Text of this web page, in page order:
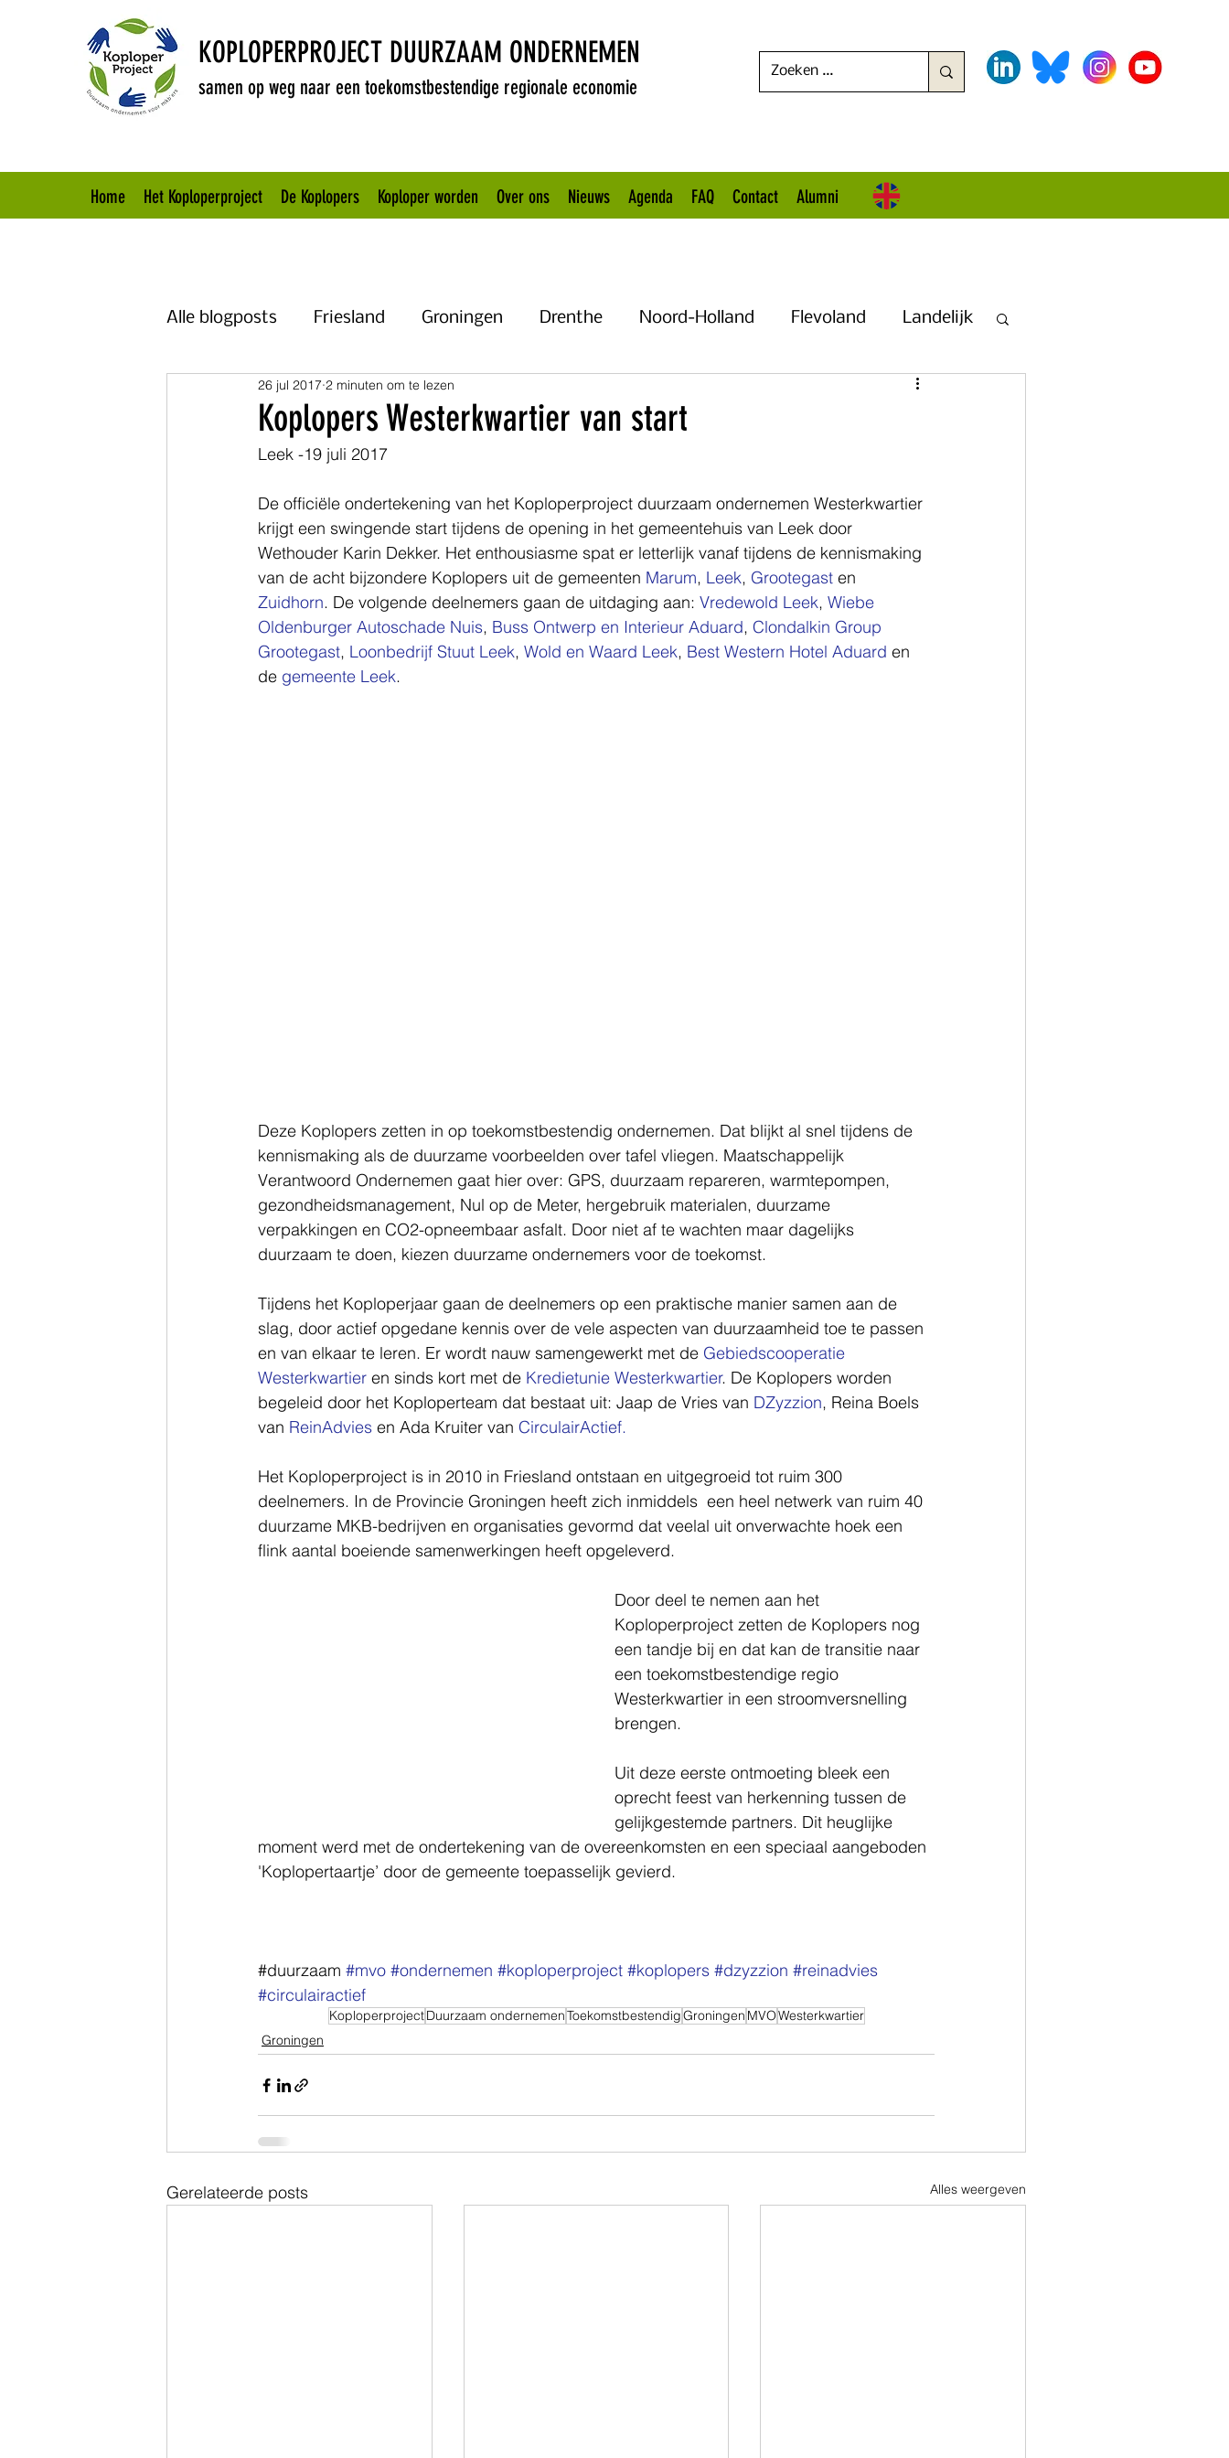
KOPLOPERPROJECT DUURZAAM ONDERNEMEN
samen op weg naar een toekomstbestendige regionale economie
Home Het Koploperproject De Koplopers Koploper worden Over ons Nieuws Agenda FAQ Contact Alumni
Alle blogposts Friesland Groningen Drenthe Noord-Holland Flevoland Landelijk
Brabant Overijssel Uitgelicht Flevoland + Overijssel
Zuid-Holland
Koplopers Westerkwartier van start
26 jul 2017 2 minuten om te lezen
Leek -19 juli 2017
De officiële ondertekening van het Koploperproject duurzaam ondernemen Westerkwartier
krijgt een swingende start tijdens de opening in het gemeentehuis van Leek door
Wethouder Karin Dekker. Het enthousiasme spat er letterlijk vanaf tijdens de kennismaking
van de acht bijzondere Koplopers uit de gemeenten Marum, Leek, Grootegast en
Zuidhorn. De volgende deelnemers gaan de uitdaging aan: Vredewold Leek, Wiebe
Oldenburger Autoschade Nuis, Buss Ontwerp en Interieur Aduard, Clondalkin Group
Grootegast, Loonbedrijf Stuut Leek, Wold en Waard Leek, Best Western Hotel Aduard en
de gemeente Leek.
Deze Koplopers zetten in op toekomstbestendig ondernemen. Dat blijkt al snel tijdens de
kennismaking als de duurzame voorbeelden over tafel vliegen. Maatschappelijk
Verantwoord Ondernemen gaat hier over: GPS, duurzaam repareren, warmtepompen,
gezondheidsmanagement, Nul op de Meter, hergebruik materialen, duurzame
verpakkingen en CO2-opneembaar asfalt. Door niet af te wachten maar dagelijks
duurzaam te doen, kiezen duurzame ondernemers voor de toekomst.
Tijdens het Koploperjaar gaan de deelnemers op een praktische manier samen aan de
slag, door actief opgedane kennis over de vele aspecten van duurzaamheid toe te passen
en van elkaar te leren. Er wordt nauw samengewerkt met de Gebiedscooperatie
Westerkwartier en sinds kort met de Kredietunie Westerkwartier. De Koplopers worden
begeleid door het Koploperteam dat bestaat uit: Jaap de Vries van DZyzzion, Reina Boels
van ReinAdvies en Ada Kruiter van CirculairActief.
Het Koploperproject is in 2010 in Friesland ontstaan en uitgegroeid tot ruim 300
deelnemers. In de Provincie Groningen heeft zich inmiddels  een heel netwerk van ruim 40
duurzame MKB-bedrijven en organisaties gevormd dat veelal uit onverwachte hoek een
flink aantal boeiende samenwerkingen heeft opgeleverd.
Door deel te nemen aan het
Koploperproject zetten de Koplopers nog
een tandje bij en dat kan de transitie naar
een toekomstbestendige regio
Westerkwartier in een stroomversnelling
brengen.
Uit deze eerste ontmoeting bleek een
oprecht feest van herkenning tussen de
gelijkgestemde partners. Dit heuglijke
moment werd met de ondertekening van de overeenkomsten en een speciaal aangeboden
'Koplopertaartje’ door de gemeente toepasselijk gevierd.
#‎duurzaam‬ #mvo #ondernemen #koploperproject #koplopers #dzyzzion #reinadvies
#circulairactief
KoploperprojectDuurzaam ondernemenToekomstbestendigGroningen MVOWesterkwartier
Groningen
Gerelateerde posts Alles weergeven